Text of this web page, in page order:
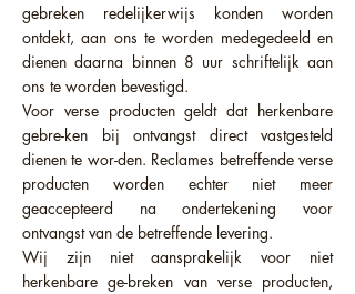
gebreken redelijkerwijs konden worden
ontdekt, aan ons te worden medegedeeld en
dienen daarna binnen 8 uur schriftelijk aan
ons te worden bevestigd.
Voor verse producten geldt dat herkenbare
gebre-ken bij ontvangst direct vastgesteld
dienen te wor-den. Reclames betreffende verse
producten worden echter niet meer
geaccepteerd na ondertekening voor
ontvangst van de betreffende levering.
Wij zijn niet aansprakelijk voor niet
herkenbare ge-breken van verse producten,